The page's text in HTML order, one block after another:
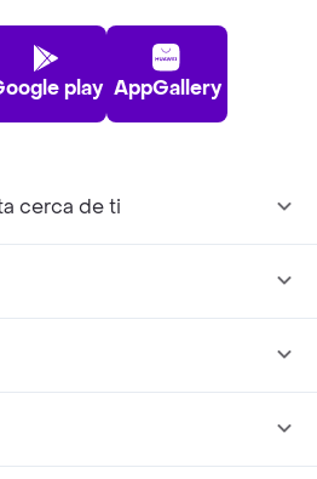
play AppGallery
cerca de ti